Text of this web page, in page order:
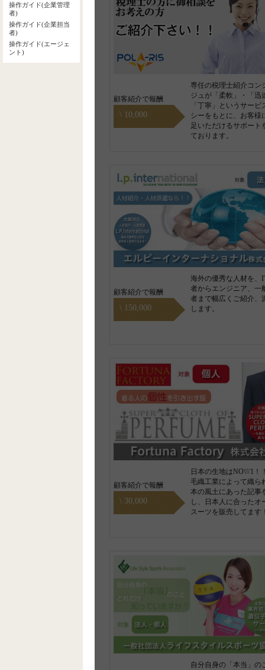
専任の税理士紹介コン
ジュが「柔軟」・「迅
「丁寧」というサービ
シーをもとに、お客様
足いただけるサポート
ております。
\ 10,000
顧客紹介で報酬
海外の優秀な人材を、
者からエンジニア、一
者まで幅広くご紹介、
します。
\ 150,000
顧客紹介で報酬
日本の生地はNO\\\'1！
毛織工業によって織ら
本の風土にあった記事
し、日本人に合ったオ
スーツを販売してます
\ 30,000
顧客紹介で報酬
自分自身の「本当」の